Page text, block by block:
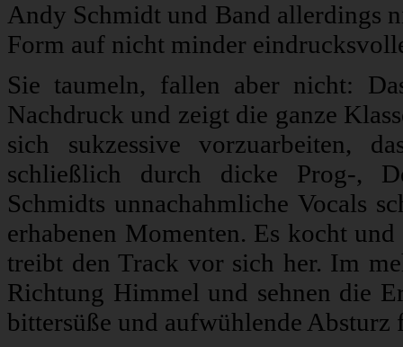
Andy Schmidt und Band allerdings
Form auf nicht minder
Sie taumeln, fallen aber nicht:
Nachdruck und zeigt die ganze
sich sukzessive vorzuarbeiten,
schließlich durch dicke Prog-,
Schmidts unnachahmliche Vocals
erhabenen Momenten. Es kocht
treibt den Track vor sich her. Im
Richtung Himmel und sehnen die
bittersüße und aufwühlende Absturz